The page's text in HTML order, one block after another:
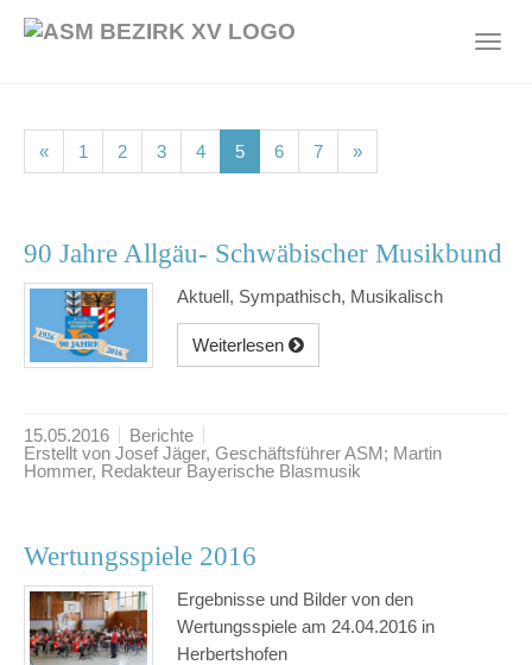
« 1 (current)
2(current)
3(current)
4(current)
5(current)
6(current)
7(current)
»
90 Jahre Allgäu- Schwäbischer Musikbund
Aktuell, Sympathisch, Musikalisch
Weiterlesen
15.05.2016
Berichte
Erstellt von Josef Jäger, Geschäftsführer ASM; Martin
Hommer, Redakteur Bayerische Blasmusik
Wertungsspiele 2016
Ergebnisse und Bilder von den
Wertungsspiele am 24.04.2016 in
Herbertshofen